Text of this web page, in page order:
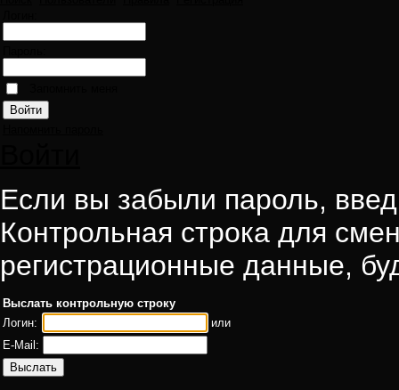
Если вы забыли пароль,
Контрольная строка для
регистрационные данные,
Выслать контрольную строку
Логин:
или
E-Mail: